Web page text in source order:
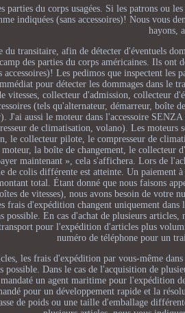
parties du corps usagées. Si les patrons ou
indiquées (sans accessoires)! Nous vous
hayons,
du transitaire, afin de détecter d'éventuels
des parties du corps américaines. Ils ont
accessoires)! Les pedimos que inspectent
pour détecter les dommages dans le
vitesses, collecteur d'admission, collecteur
(tels qu'alternateur, démarreur, boîte
J'ai aussi le moteur dans l'accessoire
de climatisation, volano). Les
le collecteur pilote, le compresseur de
la boîte de changement, le
maintenant », cela s'affichera. Lors de
de colis différente est atteinte. Un paiement
total. Étant donné que nous faisons
de vitesses), nous avons besoin de
frais d'expédition changent uniquement
possible. En cas d'achat de plusieurs
pour l'expédition d'articles plus
numéro de téléphone pour un
les frais d'expédition par vous-même
possible. Dans le cas de l'acquisition de
un agent maritime pour l'expédition
pour un développement rapide et la
de poids ou une taille d'emballage